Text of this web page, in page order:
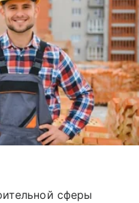
сферы